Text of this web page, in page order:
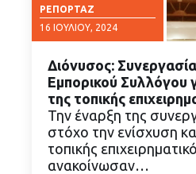
ΡΕΠΟΡΤΆΖ
16 ΙΟΥΛΊΟΥ, 2024
ΔΙΑΒΑΣΤΕ
Διόνυσος:
Εμπορικού Συλλόγου
της τοπικής
Την έναρξη της
στόχο την ενίσχυση
τοπικής
ανακοίνωσαν…